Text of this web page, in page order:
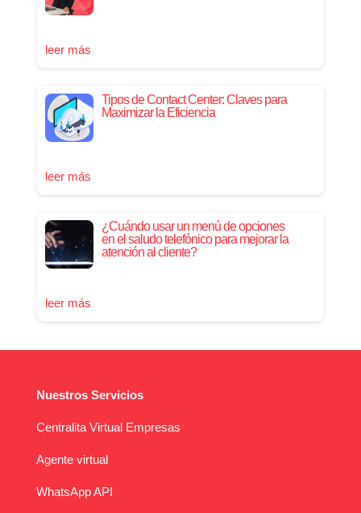
leer más
Tipos de Contact Center: Claves para
Maximizar la Eficiencia
leer más
¿Cuándo usar un menú de opciones
en el saludo telefónico para mejorar la
atención al cliente?
leer más
Nuestros Servicios
Centralita Virtual Empresas
Agente virtual
WhatsApp API